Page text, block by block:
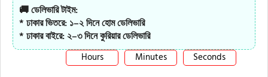
🚚 ডেলিভারি টাইম:
* ঢাকার ভিতরে: ১–২ দিনে হোম ডেলিভারি
* ঢাকার বাইরে: ২–৩ দিনে কুরিয়ার ডেলিভারি
Hours Minutes Seconds